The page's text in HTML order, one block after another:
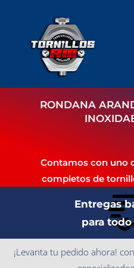
RONDANA
Contamos con uno
completos de
Entregas
para
¡Levanta tu pedido ahora!